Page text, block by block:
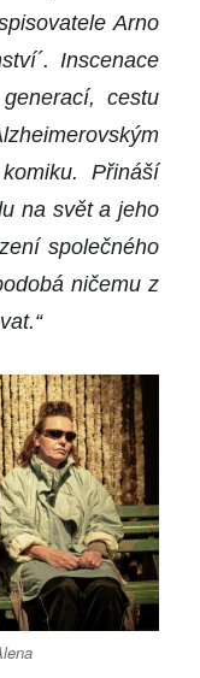
Arno
´. Inscenace
cestu
Přináší
na svět a jeho
společného
ničemu z